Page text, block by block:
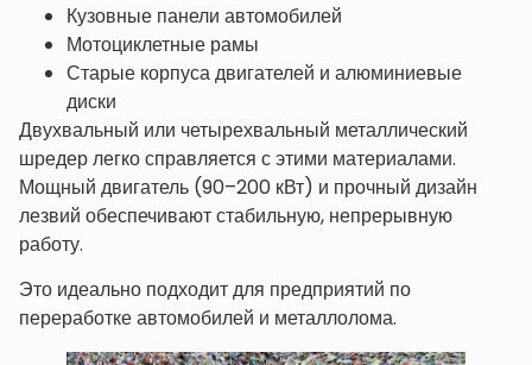
Кузовные панели автомобилей
Мотоциклетные рамы
Старые корпуса двигателей и алюминиевые
диски
Двухвальный или четырехвальный металлический
шредер легко справляется с этими материалами.
Мощный двигатель (90–200 кВт) и прочный дизайн
лезвий обеспечивают стабильную, непрерывную
работу.
Это идеально подходит для предприятий по
переработке автомобилей и металлолома.